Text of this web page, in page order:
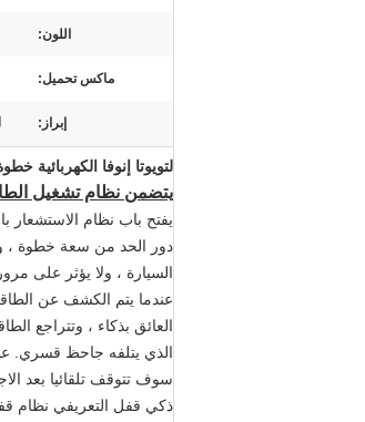
اللون:
ماكس تحميل:
إبراز:
لتويوتا إنوفا الكهربائية
يتضمن نظام تشغيل
يفتح باب نظام الاستشعار
دور الحد من سعة خطوة ،
السيارة ، ولا يؤثر على
عندما يتم الكشف عن
العائق بذكاء ، وتتراجع
الذي يتلفه جاحظ قسري.
سوف تتوقف تلقائيا بعد
ذكي قفل التعريفي نظام